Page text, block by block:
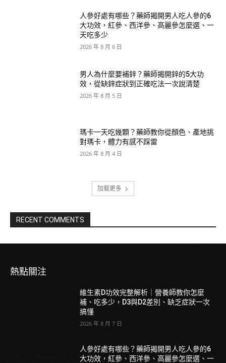
人參好處有哪些？藥師揭開男人吃人參的6
大功效，紅參、西洋參、高麗參怎麼選、一
天吃多少
2026 年 8 月 6 日
男人為什麼要補鋅？藥師揭開鋅的5大功
效，從缺鋅症狀到正確吃法一次說清楚
2026 年 8 月 5 日
瑪卡一天吃幾顆？藥師教你從顏色、產地挑
對瑪卡，體力有感不踩雷
2026 年 8 月 4 日
加载更多
RECENT COMMENTS
熱點關注
維生素D功效完整解析｜營養師教你怎麼
補、吃多少，D3與D2差別、缺乏症狀一次
搞懂
2026 年 8 月 7 日
人參好處有哪些？藥師揭開男人吃人參的6
大功效，紅參、西洋參、高麗參怎麼選、一